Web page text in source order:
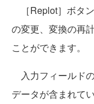
［Replot］ボタ
の変更、変換の再
ことができます。
入力フィールド
データが含まれて